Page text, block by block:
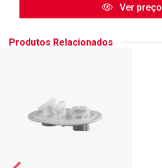
Ver preço
Produtos Relacionados